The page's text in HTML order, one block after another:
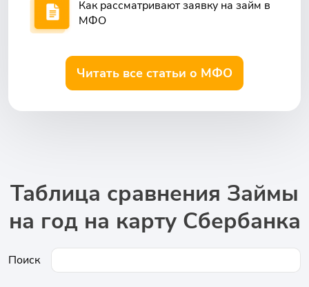
Как рассматривают заявку на займ в
МФО
Читать все статьи о МФО
Таблица сравнения Займы
на год на карту Сбербанка
Поиск